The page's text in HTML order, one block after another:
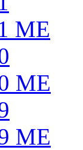
ME
ME
ME